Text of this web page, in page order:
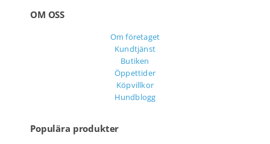
OM OSS
Om företaget
Kundtjänst
Butiken
Öppettider
Köpvillkor
Hundblogg
Populära produkter